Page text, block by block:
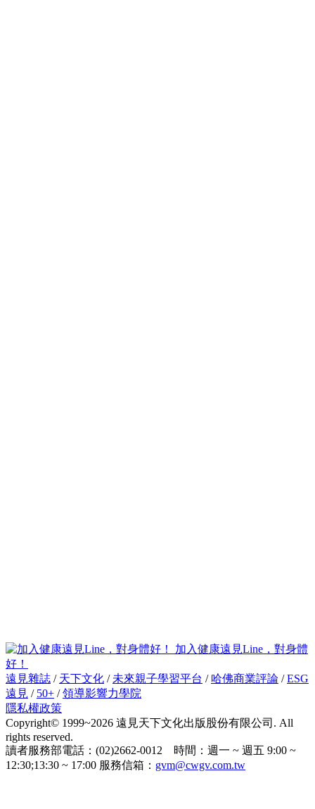
加入健康遠見Line，對身體
好！
遠見雜誌 / 天下文化 / 未來親子學習平台 / 哈佛商業評論 /ESG
遠見 / 50+ /領導影響力學院
隱私權政策
Copyright© 1999~2026 遠見天下文化出版股份有限公司. All
rights reserved.
讀者服務部電話：(02)2662-0012 時間：週一 ~ 週五 9:00 ~
12:30;13:30 ~ 17:00 服務信箱： gvm@cwgv.com.tw